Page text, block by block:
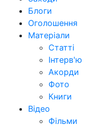
Блоги
Оголошення
Матеріали
Статті
Інтерв'ю
Акорди
Фото
Книги
Відео
Фільми